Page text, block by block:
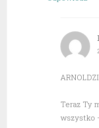
Teraz Ty
wszystko